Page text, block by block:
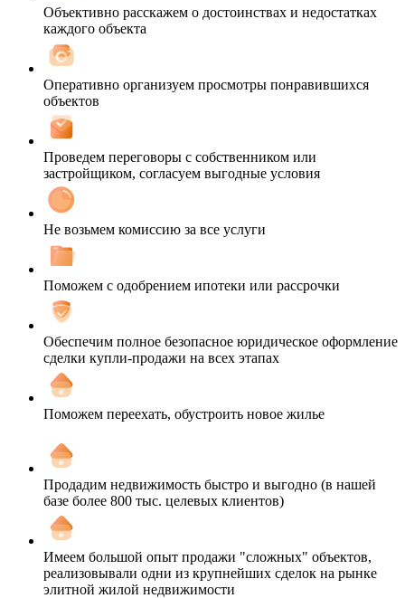
Объективно расскажем о достоинствах и недостатках
каждого объекта
Оперативно организуем просмотры понравившихся
объектов
Проведем переговоры с собственником или
застройщиком, согласуем выгодные условия
Не возьмем комиссию за все услуги
Поможем с одобрением ипотеки или рассрочки
Обеспечим полное безопасное юридическое оформление
сделки купли-продажи на всех этапах
Поможем переехать, обустроить новое жилье
Продадим недвижимость быстро и выгодно (в нашей
базе более 800 тыс. целевых клиентов)
Имеем большой опыт продажи "сложных" объектов,
реализовывали одни из крупнейших сделок на рынке
элитной жилой недвижимости